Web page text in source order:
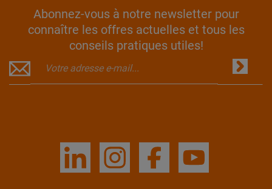
Abonnez-vous à notre newsletter pour
connaître les offres actuelles et tous les
conseils pratiques utiles!